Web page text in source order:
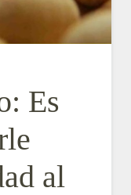
Es
al